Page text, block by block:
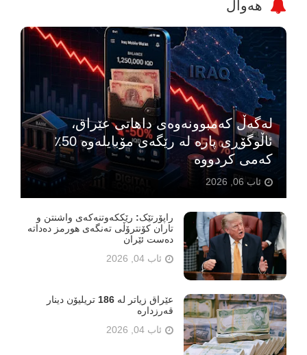
هەواڵ
لەگەڵ کەمبوونەوەی داهاتی عێراق،
ئاڵوگۆڕی پارە لە رێگەی مۆبایلەوە 50٪
کەمی کردووە
ئاب 06, 2026
راپۆرتێک: رێککەوتنەکەی واشنتن و
تاران کۆنترۆڵی تەنگەی هورمز دەداتە
دەست ئێران
ئاب 04, 2026
عێراق زیاتر لە 186 تریلیۆن دینار
قەرزدارە
ئاب 04, 2026